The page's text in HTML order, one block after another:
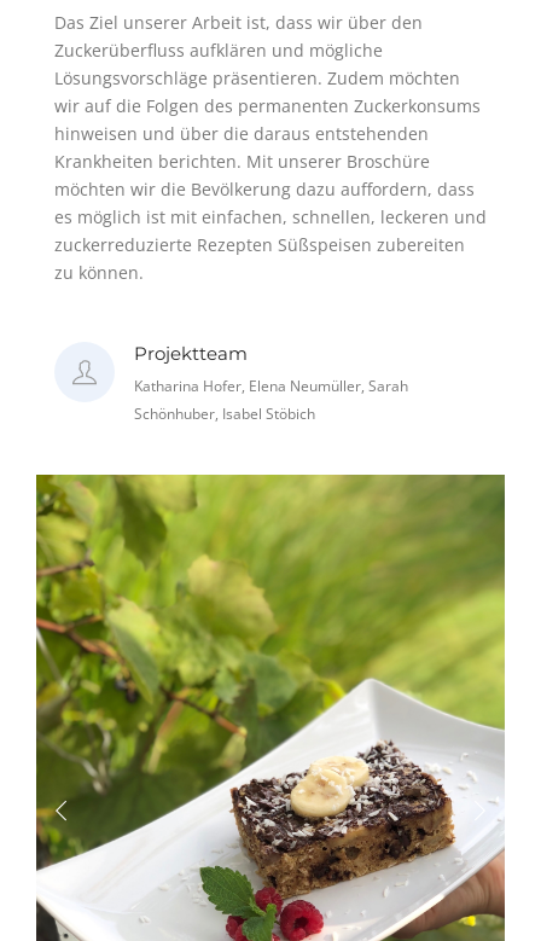
Das Ziel unserer Arbeit ist, dass wir über den
Zuckerüberfluss aufklären und mögliche
Lösungsvorschläge präsentieren. Zudem möchten
wir auf die Folgen des permanenten Zuckerkonsums
hinweisen und über die daraus entstehenden
Krankheiten berichten. Mit unserer Broschüre
möchten wir die Bevölkerung dazu auffordern, dass
es möglich ist mit einfachen, schnellen, leckeren und
zuckerreduzierte Rezepten Süßspeisen zubereiten
zu können.
Projektteam
Katharina Hofer, Elena Neumüller, Sarah
Schönhuber, Isabel Stöbich